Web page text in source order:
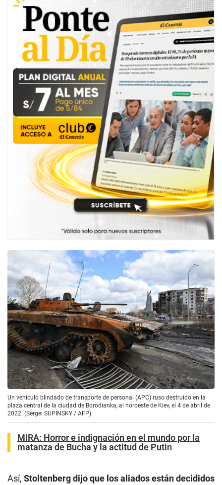
Un vehículo blindado de transporte de personal (APC) ruso destruido en la
plaza central de la ciudad de Borodianka, al noroeste de Kiev, el 4 de abril de
2022. (Sergei SUPINSKY / AFP).
MIRA: Horror e indignación en el mundo por la
matanza de Bucha y la actitud de Putin
Así, Stoltenberg dijo que los aliados están decididos